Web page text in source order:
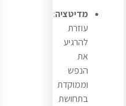
מדיטציה:
עוזרת
להרגיע
את
הנפש
וממוקדת
בתחושת